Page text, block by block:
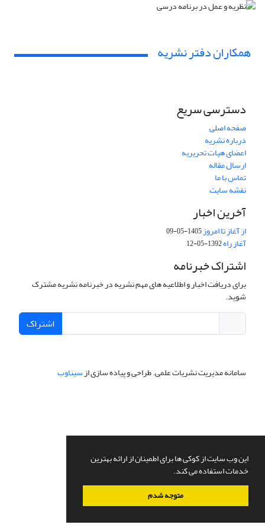
این وب سایت از کوکی ها برای اطمینان از ارائه بهترین
خدمات استفاده می کند.
متوجه شدم
همکاران دفتر نشریه
دسترسی سریع
صفحه اصلی
درباره نشریه
اعضای هیات تحریریه
ارسال مقاله
تماس با ما
نقشه سایت
آخرین اخبار
از آغاز تا امروز1405-05-09
آغاز راه1392-05-12
اشتراک خبرنامه
برای دریافت اخبار و اطلاعیه های مهم نشریه در خبرنامه نشریه مشترک
شوید.
اشتراک
سامانه مدیریت نشریات علمی.طراحی و پیاده سازی ازسیناوب